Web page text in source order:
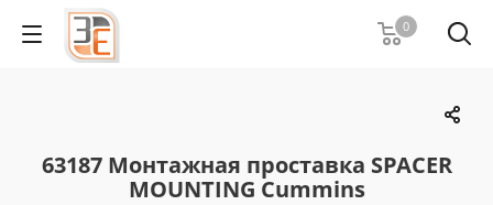
0
63187 Монтажная проставка SPACER
MOUNTING Cummins